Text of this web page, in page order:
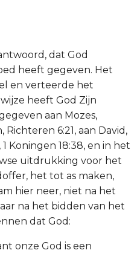
dat God
heeft gegeven. Het
en verteerde het
heeft God Zijn
aan Mozes,
Richteren 6:21, aan David,
1 Koningen 18:38, en in het
uitdrukking voor het
het tot as maken,
hier neer, niet na het
na het bidden van het
dat God:
onze God is een